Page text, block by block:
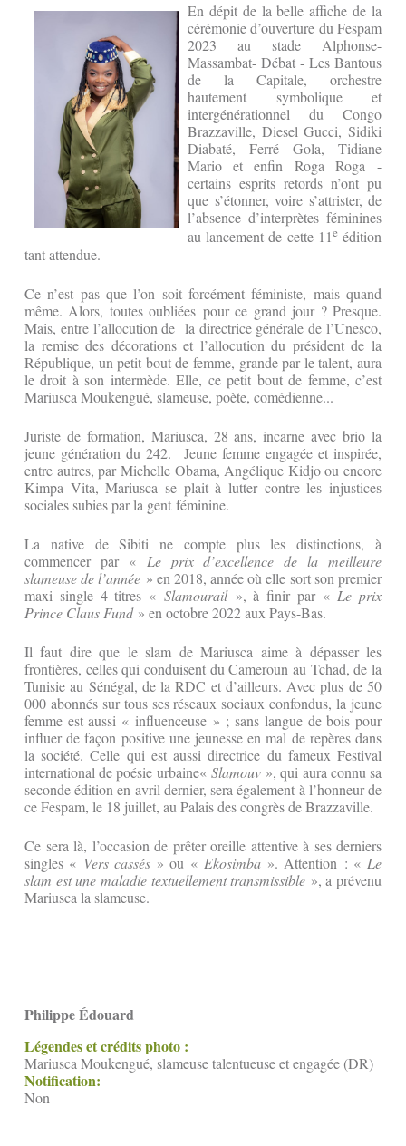
En dépit de la belle affiche de la
cérémonie d’ouverture du Fespam
2023 au stade Alphonse-
Massambat- Débat - Les Bantous
de la Capitale, orchestre
hautement symbolique et
intergénérationnel du Congo
Brazzaville, Diesel Gucci, Sidiki
Diabaté, Ferré Gola, Tidiane
Mario et enfin Roga Roga -
certains esprits retords n’ont pu
que s’étonner, voire s’attrister, de
l’absence d’interprètes féminines
au lancement de cette 11eédition
tant attendue.
Ce n’est pas que l’on soit forcément féministe, mais quand
même. Alors, toutes oubliées pour ce grand jour ? Presque.
Mais, entre l’allocution de la directrice générale de l’Unesco,
la remise des décorations et l’allocution du président de la
République, un petit bout de femme, grande par le talent, aura
le droit à son intermède. Elle, ce petit bout de femme, c’est
Mariusca Moukengué, slameuse, poète, comédienne...
Juriste de formation, Mariusca, 28 ans, incarne avec brio la
jeune génération du 242. Jeune femme engagée et inspirée,
entre autres, par Michelle Obama, Angélique Kidjo ou encore
Kimpa Vita, Mariusca se plait à lutter contre les injustices
sociales subies par la gent féminine.
La native de Sibiti ne compte plus les distinctions, à
commencer par « Le prix d’excellence de la meilleure
slameuse de l’année » en 2018, année où elle sort son premier
maxi single 4 titres « Slamourail», à finir par « Le prix
Prince Claus Fund » en octobre 2022 aux Pays-Bas.
Il faut dire que le slam de Mariusca aime à dépasser les
frontières, celles qui conduisent du Cameroun au Tchad, de la
Tunisie au Sénégal, de la RDC et d’ailleurs. Avec plus de 50
000 abonnés sur tous ses réseaux sociaux confondus, la jeune
femme est aussi « influenceuse » ; sans langue de bois pour
influer de façon positive une jeunesse en mal de repères dans
la société. Celle qui est aussi directrice du fameux Festival
international de poésie urbaine« Slamouv», qui aura connu sa
seconde édition en avril dernier, sera également à l’honneur de
ce Fespam, le 18 juillet, au Palais des congrès de Brazzaville.
Ce sera là, l’occasion de prêter oreille attentive à ses derniers
singles « Vers cassés » ou « Ekosimba ». Attention : «Le
slam est une maladie textuellement transmissible », a prévenu
Mariusca la slameuse.
Philippe Édouard
Légendes et crédits photo :
Mariusca Moukengué, slameuse talentueuse et engagée (DR)
Notification:
Non